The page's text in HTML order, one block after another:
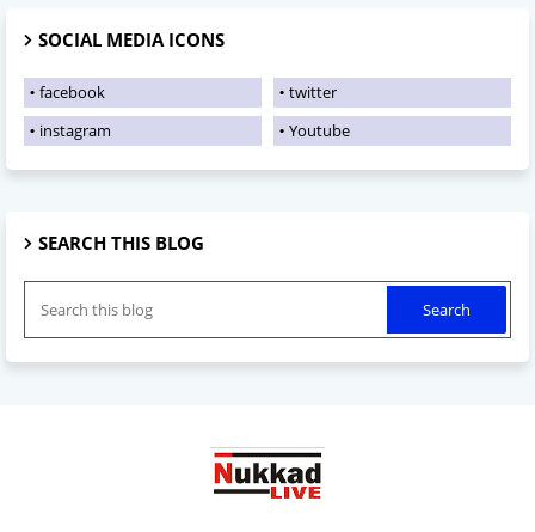
SOCIAL MEDIA ICONS
facebook
twitter
instagram
Youtube
SEARCH THIS BLOG